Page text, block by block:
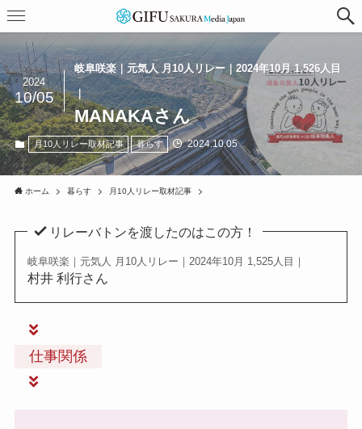
岐阜咲楽｜元気人 月10人リレー｜2024年10月 1,526人目
｜
MANAKAさん
2024
10/05
月10人リレー取材記事 暮らす 2024.10.05
ホーム 暮らす 月10人リレー取材記事
リレーバトンを渡したのはこの方！
岐阜咲楽｜元気人 月10人リレー｜2024年10月 1,525人目｜
村井 利行さん
仕事関係